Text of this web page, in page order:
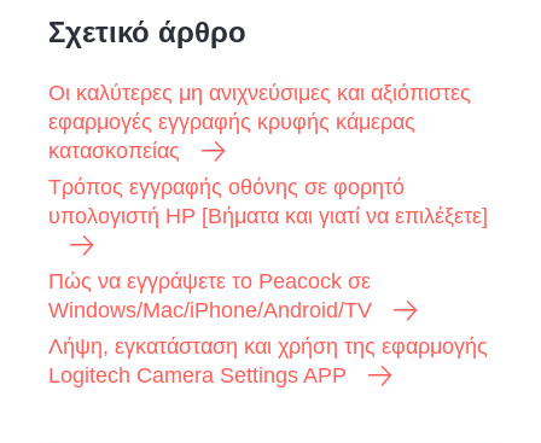
Σχετικό άρθρο
Οι καλύτερες μη ανιχνεύσιμες και αξιόπιστες
εφαρμογές εγγραφής κρυφής κάμερας
κατασκοπείας
Τρόπος εγγραφής οθόνης σε φορητό
υπολογιστή HP [Βήματα και γιατί να επιλέξετε]
Πώς να εγγράψετε το Peacock σε
Windows/Mac/iPhone/Android/TV
Λήψη, εγκατάσταση και χρήση της εφαρμογής
Logitech Camera Settings APP